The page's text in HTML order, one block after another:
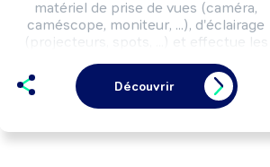
matériel de prise de vues (caméra,
caméscope, moniteur, ...), d'éclairage
(projecteurs, spots, ...) et effectue les
séquences de tournages, de spectacles
selon les impératifs de la production
(délais, budgets, programmation, ...).
Découvrir